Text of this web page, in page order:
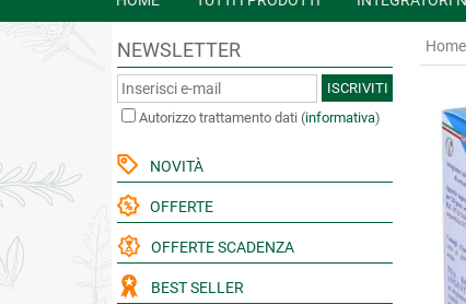
NEWSLETTER
ISCRIVITI
Autorizzo trattamento dati (informativa)
NOVITÀ
OFFERTE
OFFERTE SCADENZA
BEST SELLER
Home